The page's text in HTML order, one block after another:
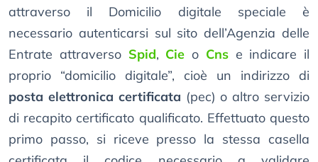
attraverso il Domicilio digitale speciale è
necessario autenticarsi sul sito dell’Agenzia delle
Entrate attraverso Spid, Cie o Cnse indicare il
proprio “domicilio digitale”, cioè un indirizzo di
posta elettronica certificata (pec) o altro servizio
di recapito certificato qualificato. Effettuato questo
primo passo, si riceve presso la stessa casella